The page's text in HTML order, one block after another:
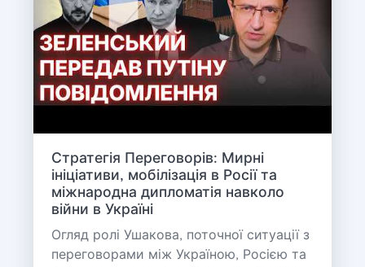
Стратегія Переговорів: Мирні
ініціативи, мобілізація в Росії та
міжнародна дипломатія навколо
війни в Україні
Огляд ролі Ушакова, поточної ситуації з
переговорами між Україною, Росією та